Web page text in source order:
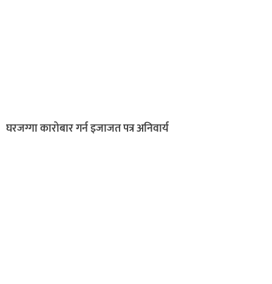
घरजग्गा कारोबार गर्न इजाजत पत्र अनिवार्य